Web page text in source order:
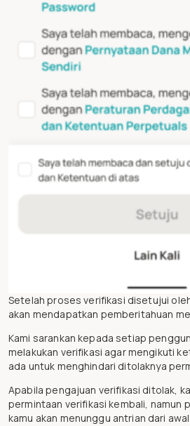
Setelah proses verifikasi disetujui
akan mendapatkan pemberitahuan
Kami sarankan kepada setiap
melakukan verifikasi agar mengikuti
ada untuk menghindari ditolaknya
Apabila pengajuan verifikasi ditolak,
permintaan verifikasi kembali, namun
kamu akan menunggu antrian dari